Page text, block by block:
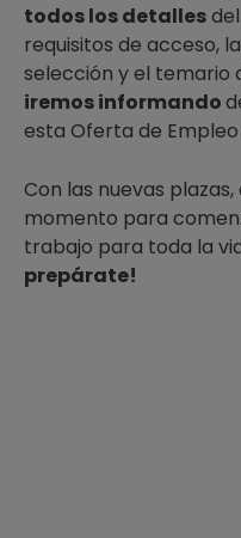
todos los detalles
requisitos de acceso,
selección y el temario
iremos informando
esta Oferta de Empleo
Con las nuevas
momento para
trabajo para toda la
prepárate!